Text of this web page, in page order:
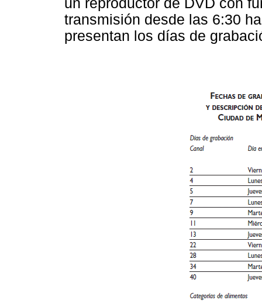
un reproductor de DVD con
transmisión desde las 6:30
presentan los días de